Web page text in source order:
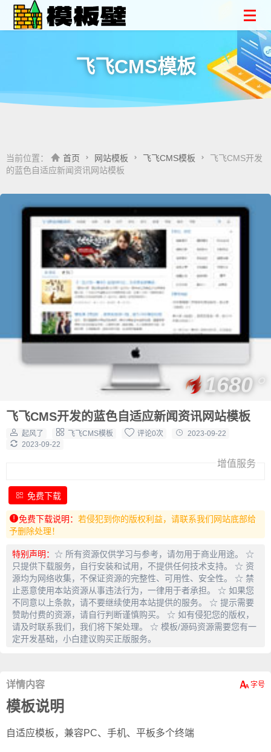
飞飞CMS模板
当前位置： 首页 网站模板 飞飞CMS模板
飞飞CMS开发
的蓝色自适应新闻资讯网站模板
飞飞CMS开发的蓝色自适应新闻资讯网站模板
起风了 飞飞CMS模板 评论0次
2023-09-22
2023-09-22
1680
增值服务
免费下载
免费下载说明： 若侵犯到你的版权利益，请联系我们网站底部给
予删除处理！
特别声明： ☆ 所有资源仅供学习与参考，请勿用于商业用途。 ☆
只提供下载服务，自行安装和试用，不提供任何技术支持。 ☆ 资
源均为网络收集，不保证资源的完整性、可用性、安全性。 ☆ 禁
止恶意使用本站资源从事违法行为，一律用于者承担。 ☆ 如果您
不同意以上条款，请不要继续使用本站提供的服务。 ☆ 提示需要
赞助付费的资源，请自行判断谨慎购买。 ☆ 如有侵犯您的版权，
请及时联系我们，我们将下架处理。 ☆ 模板/源码资源需要您有一
定开发基础，小白建议购买正版服务。
详情内容
模板说明
自适应模板，兼容PC、手机、平板多个终端